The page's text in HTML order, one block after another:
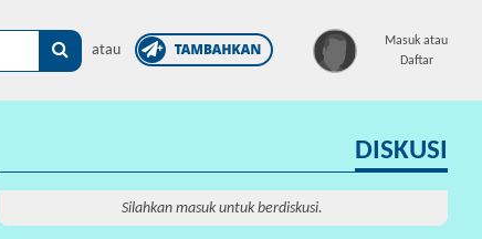
atau
Masuk atau
Daftar
×
DISKUSI
Silahkan masuk untuk berdiskusi.